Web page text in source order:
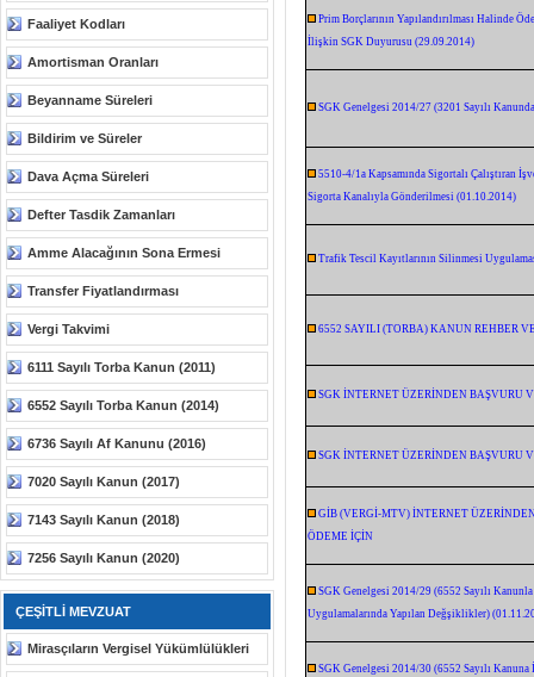
Faaliyet Kodları
Amortisman Oranları
Beyanname Süreleri
Bildirim ve Süreler
Dava Açma Süreleri
Defter Tasdik Zamanları
Amme Alacağının Sona Ermesi
Transfer Fiyatlandırması
Vergi Takvimi
6111 Sayılı Torba Kanun (2011)
6552 Sayılı Torba Kanun (2014)
6736 Sayılı Af Kanunu (2016)
7020 Sayılı Kanun (2017)
7143 Sayılı Kanun (2018)
7256 Sayılı Kanun (2020)
ÇEŞİTLİ MEVZUAT
Mirasçıların Vergisel Yükümlülükleri
Prim Borçlarının Yapılandırılması Halinde
İlişkin SGK Duyurusu (29.09.2014)
SGK Genelgesi 2014/27 (3201 Sayılı
5510-4/1a Kapsamında Sigortalı Çalıştıran
Sigorta Kanalıyla Gönderilmesi (01.10.2014)
Trafik Tescil Kayıtlarının Silinmesi
6552 SAYILI (TORBA) KANUN REHBER
SGK İNTERNET ÜZERİNDEN BAŞVURU
SGK İNTERNET ÜZERİNDEN BAŞVURU
GİB (VERGİ-MTV) İNTERNET
ÖDEME İÇİN
SGK Genelgesi 2014/29 (6552 Sayılı
Uygulamalarında Yapılan Değşiklikler)
SGK Genelgesi 2014/30 (6552 Sayılı